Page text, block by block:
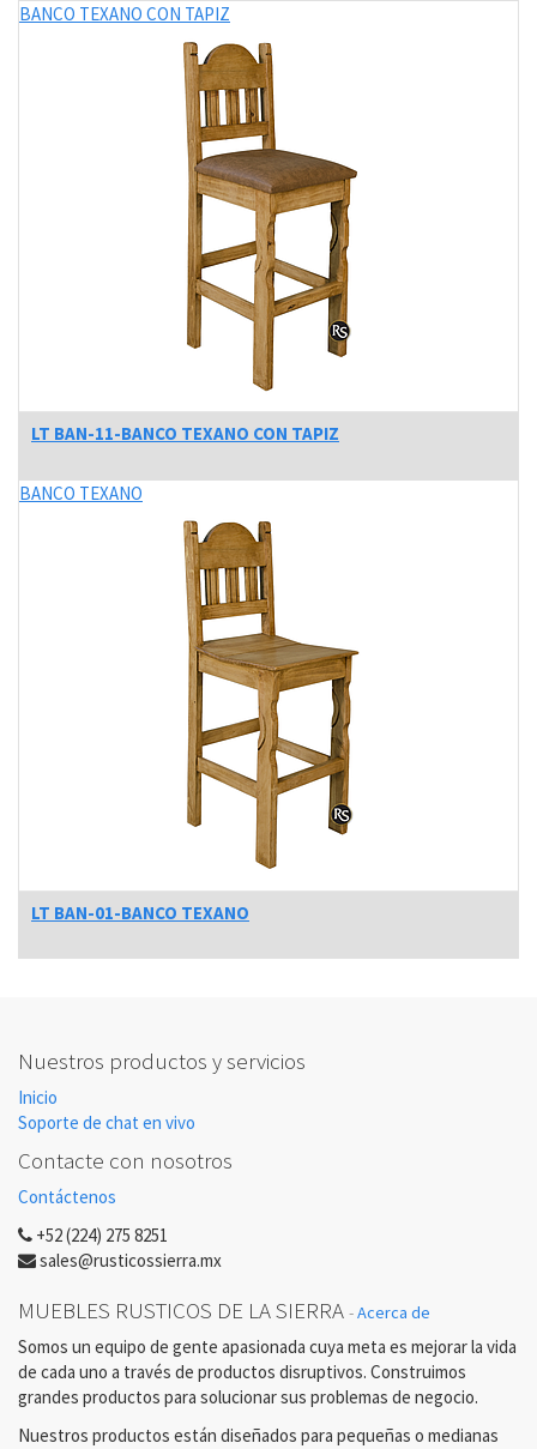
BANCO TEXANO CON TAPIZ
LT BAN-11-BANCO TEXANO CON TAPIZ
BANCO TEXANO
LT BAN-01-BANCO TEXANO
Nuestros productos y servicios
Inicio
Soporte de chat en vivo
Contacte con nosotros
Contáctenos
+52 (224) 275 8251
sales@rusticossierra.mx
MUEBLES RUSTICOS DE LA SIERRA -Acerca de
Somos un equipo de gente apasionada cuya meta es mejorar la vida
de cada uno a través de productos disruptivos. Construimos
grandes productos para solucionar sus problemas de negocio.
Nuestros productos están diseñados para pequeñas o medianas